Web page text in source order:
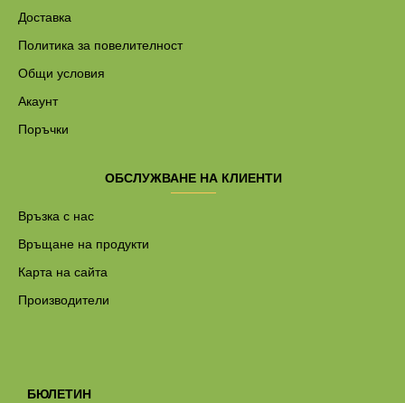
Доставка
Политика за повелителност
Общи условия
Акаунт
Поръчки
ОБСЛУЖВАНЕ НА КЛИЕНТИ
Връзка с нас
Връщане на продукти
Карта на сайта
Производители
БЮЛЕТИН